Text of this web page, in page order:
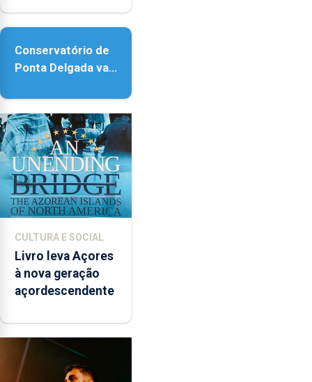
acessibilidade
Conservatório de
Ponta Delgada vai
instrumentos
CULTURA E SOCIAL
Livro leva Açores
à nova geração
açordescendente